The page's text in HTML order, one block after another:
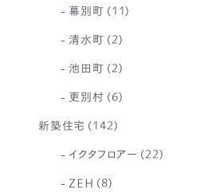
幕別町 (11)
清水町 (2)
池田町 (2)
更別村 (6)
新築住宅 (142)
イクタフロアー (22)
ZEH (8)